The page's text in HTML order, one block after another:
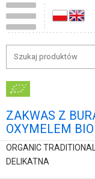
ZAKWAS Z
OXYMELEM
ORGANIC
DELIKATNA